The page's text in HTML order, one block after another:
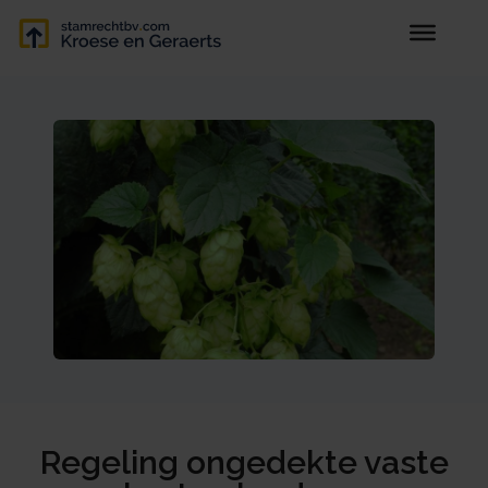
Regeling ongedekte vaste